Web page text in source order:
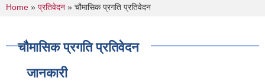
You are here
Home » प्रतिवेदन » चौमासिक प्रगति प्रतिवेदन
चौमासिक प्रगति प्रतिवेदन
जानकारी